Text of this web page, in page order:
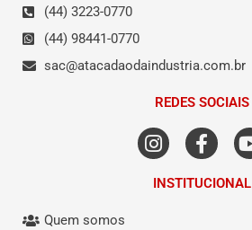
(44) 3223-0770
(44) 98441-0770
sac@atacadaodaindustria.com.br
REDES SOCIAIS
INSTITUCIONAL
Quem somos